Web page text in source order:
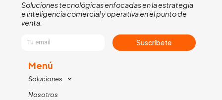
Soluciones tecnológicas enfocadas en la estrategia
e inteligencia comercial y operativa en el punto de
venta.
Suscríbete
Menú
Soluciones
Nosotros